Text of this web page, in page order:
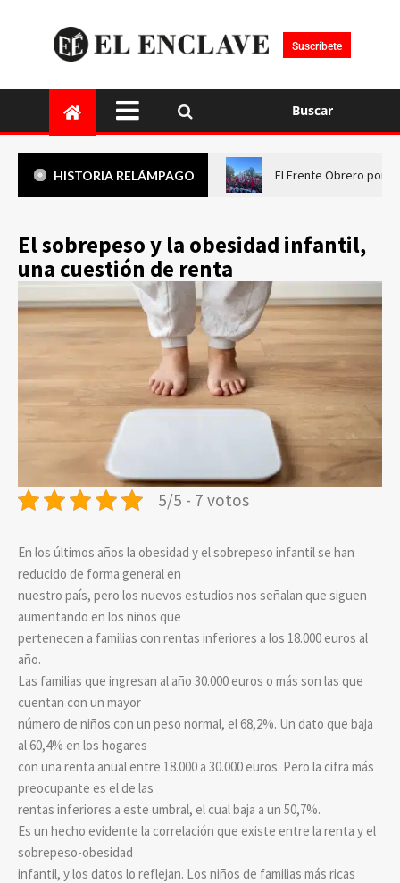
Suscríbete
Buscar
HISTORIA RELÁMPAGO El Frente Obrero pone
El sobrepeso y la obesidad infantil,
una cuestión de renta
5/5 - 7 votos
En los últimos años la obesidad y el sobrepeso infantil se han
reducido de forma general en
nuestro país, pero los nuevos estudios nos señalan que siguen
aumentando en los niños que
pertenecen a familias con rentas inferiores a los 18.000 euros al
año.
Las familias que ingresan al año 30.000 euros o más son las que
cuentan con un mayor
número de niños con un peso normal, el 68,2%. Un dato que baja
al 60,4% en los hogares
con una renta anual entre 18.000 a 30.000 euros. Pero la cifra más
preocupante es el de las
rentas inferiores a este umbral, el cual baja a un 50,7%.
Es un hecho evidente la correlación que existe entre la renta y el
sobrepeso-obesidad
infantil, y los datos lo reflejan. Los niños de familias más ricas